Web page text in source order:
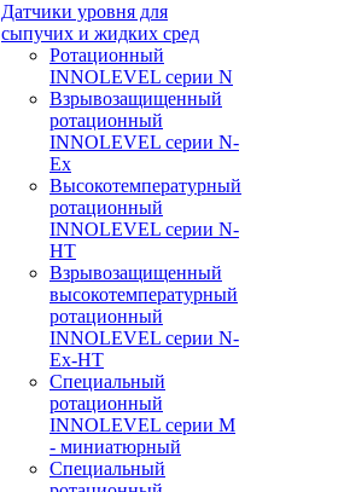
Датчики уровня для
сыпучих и жидких сред
Ротационный
INNOLEVEL серии N
Взрывозащищенный
ротационный
INNOLEVEL серии N-
Ex
Высокотемпературный
ротационный
INNOLEVEL серии N-
HT
Взрывозащищенный
высокотемпературный
ротационный
INNOLEVEL серии N-
Ex-HT
Специальный
ротационный
INNOLEVEL серии M
- миниатюрный
Специальный